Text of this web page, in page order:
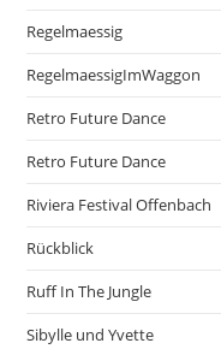
Regelmaessig
RegelmaessigImWaggon
Retro Future Dance
Retro Future Dance
Riviera Festival Offenbach
Rückblick
Ruff In The Jungle
Sibylle und Yvette